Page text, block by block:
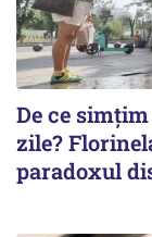
De ce
zile?
paradoxul